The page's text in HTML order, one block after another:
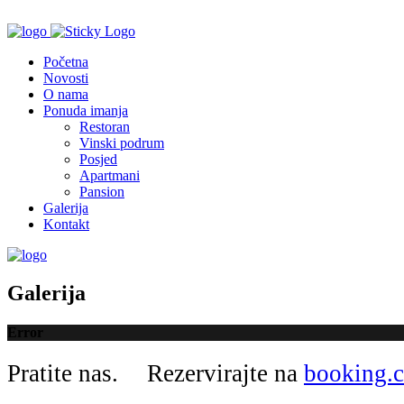
Početna
Novosti
O nama
Ponuda imanja
Restoran
Vinski podrum
Posjed
Apartmani
Pansion
Galerija
Kontakt
Galerija
Error
Pratite nas. Rezervirajte na